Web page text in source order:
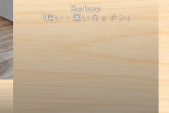
Before
「暗い・寒いキッチン」